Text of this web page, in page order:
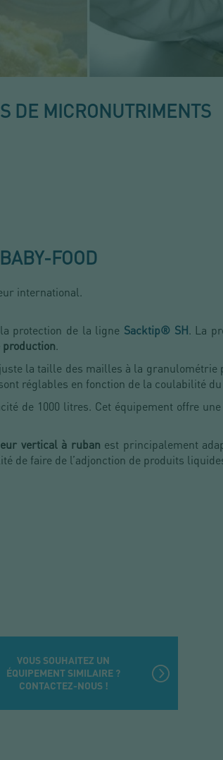
DE MICRONUTRIMENTS
FOOD
international.
protection de la ligne Sacktip® SH. La
production.
la taille des mailles à la
réglables en fonction de la coulabilité
de 1000 litres. Cet équipement offre
vertical à ruban est principalement
de faire de l’adjonction de produits
VOUS SOUHAITEZ UN
ÉQUIPEMENT SIMILAIRE ?
CONTACTEZ-NOUS !